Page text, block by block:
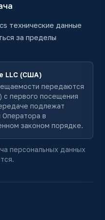
технические данные
за пределы
LLC (США)
передаются
с первого посещения
подлежат
в
законом порядке.
персональных данных